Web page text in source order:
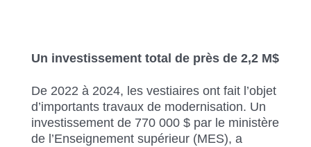
Un investissement total de près de 2,2 M$
De 2022 à 2024, les vestiaires ont fait l’objet
d’importants travaux de modernisation. Un
investissement de 770 000 $ par le ministère
de l’Enseignement supérieur (MES), a